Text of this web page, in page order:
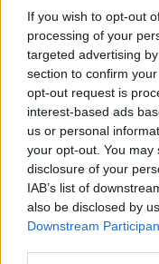
If you wish to opt-out
processing of your
targeted advertising
section to confirm
opt-out request is
interest-based ads
us or personal
your opt-out. You
disclosure of your
IAB’s list of
also be disclosed by
Downstream
bramek, kartki,
spotkania. To
lokalnej piłki nożnej.
pracujemy nad tym żeby je
Wynik meczu Korona
Po zakończeniu
spotkania, a także dane
Pełny harmonogram
Przemyśl - terminarz.
Informacje o składach i
W miarę dostępności
aktualizujemy zależnie od